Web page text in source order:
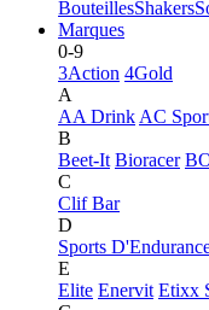
BouteillesShakers
Marques
0-9
3Action 4Gold
A
AA Drink AC
B
Beet-It Bioracer
C
Clif Bar
D
Sports
E
Elite Enervit Etixx